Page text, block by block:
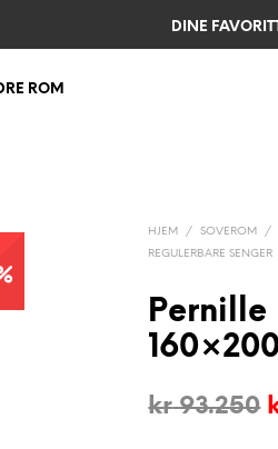
DINE
ROM
HJEM / SOVEROM /
REGULERBARE SENGER
Pernille
kr93.250